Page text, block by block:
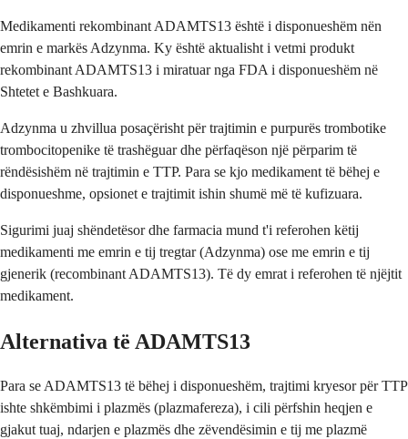
Medikamenti rekombinant ADAMTS13 është i disponueshëm nën
emrin e markës Adzynma. Ky është aktualisht i vetmi produkt
rekombinant ADAMTS13 i miratuar nga FDA i disponueshëm në
Shtetet e Bashkuara.
Adzynma u zhvillua posaçërisht për trajtimin e purpurës trombotike
trombocitopenike të trashëguar dhe përfaqëson një përparim të
rëndësishëm në trajtimin e TTP. Para se kjo medikament të bëhej e
disponueshme, opsionet e trajtimit ishin shumë më të kufizuara.
Sigurimi juaj shëndetësor dhe farmacia mund t'i referohen këtij
medikamenti me emrin e tij tregtar (Adzynma) ose me emrin e tij
gjenerik (recombinant ADAMTS13). Të dy emrat i referohen të njëjtit
medikament.
Alternativa të ADAMTS13
Para se ADAMTS13 të bëhej i disponueshëm, trajtimi kryesor për TTP
ishte shkëmbimi i plazmës (plazmafereza), i cili përfshin heqjen e
gjakut tuaj, ndarjen e plazmës dhe zëvendësimin e tij me plazmë